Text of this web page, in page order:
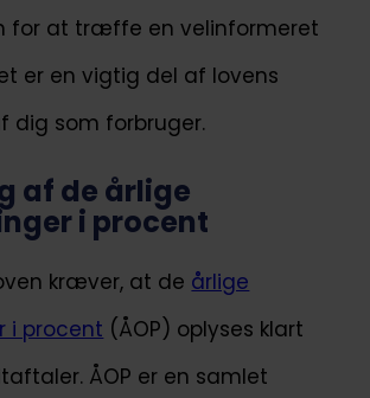
for at træffe en velinformeret
er en vigtig del af lovens
dig som forbruger.
af de årlige
i procent
kræver, at de årlige
i procent (ÅOP) oplyses klart
ÅOP er en samlet